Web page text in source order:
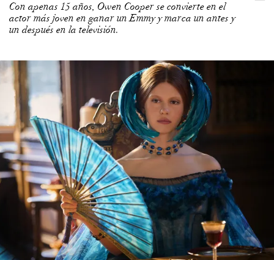
Con apenas 15 años, Owen Cooper se convierte en el
actor más joven en ganar un Emmy y marca un antes y
un después en la televisión.